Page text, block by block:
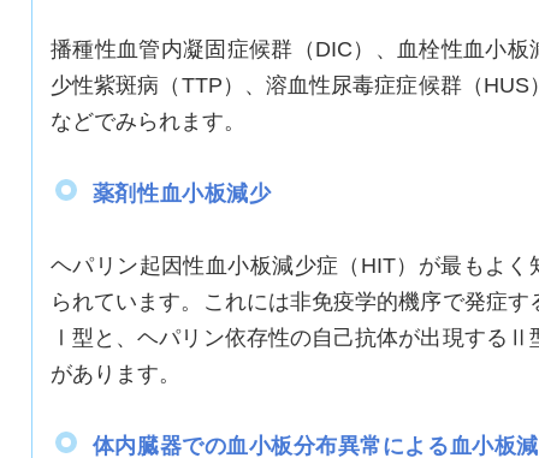
播種性血管内凝固症候群（DIC）、血栓性血小板
少性紫斑病（TTP）、溶血性尿毒症症候群（HUS
などでみられます。
薬剤性血小板減少
ヘパリン起因性血小板減少症（HIT）が最もよく
られています。これには非免疫学的機序で発症す
Ⅰ型と、ヘパリン依存性の自己抗体が出現するⅡ
があります。
体内臓器での血小板分布異常による血小板減